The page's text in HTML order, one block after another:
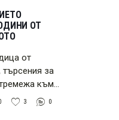
ОТ
от
търсения за
към…
3
0